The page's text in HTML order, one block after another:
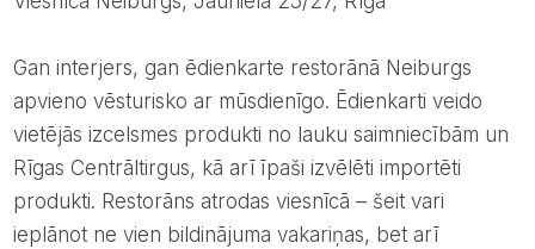
Gan interjers, gan ēdienkarte restorānā Neiburgs
apvieno vēsturisko ar mūsdienīgo. Ēdienkarti veido
vietējās izcelsmes produkti no lauku saimniecībām un
Rīgas Centrāltirgus, kā arī īpaši izvēlēti importēti
produkti. Restorāns atrodas viesnīcā – šeit vari
ieplānot ne vien bildinājuma vakariņas, bet arī